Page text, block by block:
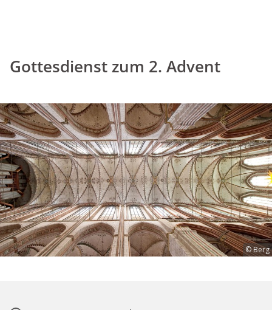
Gottesdienst zum 2. Advent
© Berg